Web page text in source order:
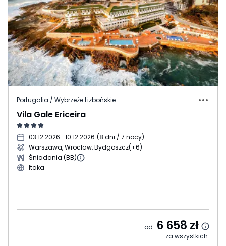
Portugalia / Wybrzeże Lizbońskie
Vila Gale Ericeira
03.12.2026- 10.12.2026 (8 dni / 7 nocy)
Warszawa, Wrocław, Bydgoszcz(+6)
Śniadania (BB)
Itaka
od 6 658 zł
za wszystkich